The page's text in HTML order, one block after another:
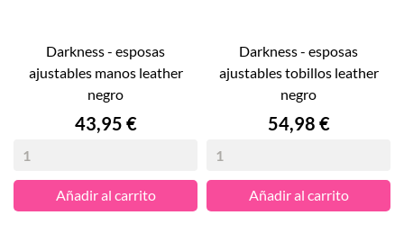
darkness - esposas
ajustables manos leather
negro
Precio
43,95 €
Añadir al carrito
darkness - esposas
ajustables tobillos leather
negro
Precio
54,98 €
Añadir al carrito